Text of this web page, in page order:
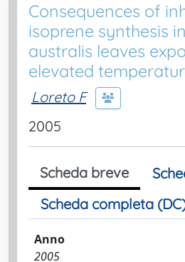
Consequences of
isoprene synthesis
australis leaves
elevated
Loreto F
2005
Scheda breve
Scheda completa
Anno
2005